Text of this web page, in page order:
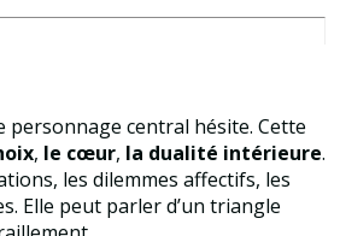
personnage central hésite. Cette
, le cœur, la dualité intérieure.
les dilemmes affectifs, les
Elle peut parler d’un triangle